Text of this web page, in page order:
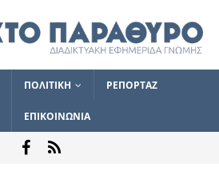
ΠΟΛΙΤΙΚΗ ΡΕΠΟΡΤΑΖ
ΕΠΙΚΟΙΝΩΝΙΑ